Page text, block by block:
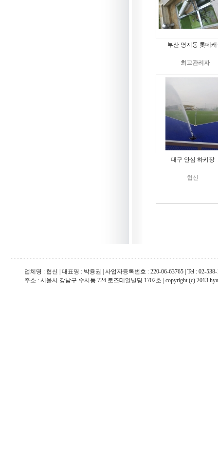
부산 명지동 롯데
최고관리자
대구 안심 하키장
협신
업체명 : 협신 | 대표명 : 박용권 | 사업자등록번호 : 220-06-63765 | Tel : 02-538-
주소 : 서울시 강남구 수서동 724 로즈테일빌딩 1702호 | copyright (c) 2013